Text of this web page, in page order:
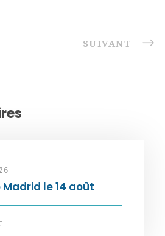
SUIVANT
le 14 août